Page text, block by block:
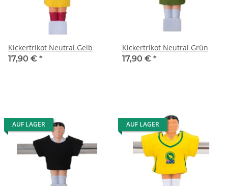
Kickertrikot Neutral Gelb
17,90 € *
Kickertrikot Neutral Grün
17,90 € *
AUF LAGER AUF LAGER